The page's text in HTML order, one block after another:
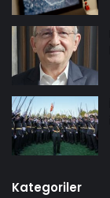
Kategoriler